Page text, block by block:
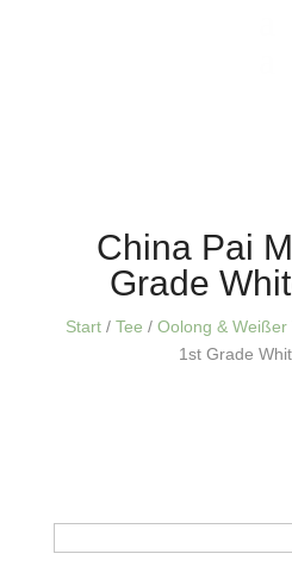
China Pai
Grade
Start /Tee /Oolong & Weißer
1st Grade